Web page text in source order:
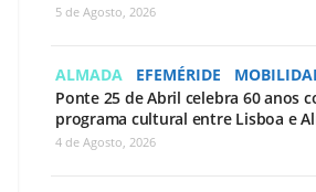
5 de Agosto, 2026
ALMADA EFEMÉRIDE
Ponte 25 de Abril celebra 60 anos
programa cultural entre Lisboa e
4 de Agosto, 2026